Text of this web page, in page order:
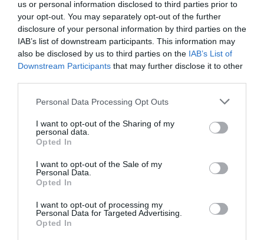
us or personal information disclosed to third parties prior to
your opt-out. You may separately opt-out of the further
disclosure of your personal information by third parties on the
IAB’s list of downstream participants. This information may
also be disclosed by us to third parties on the IAB’s List of
Downstream Participants that may further disclose it to other
Personal Data Processing Opt Outs
I want to opt-out of the Sharing of my
personal data.
Opted In
I want to opt-out of the Sale of my
Personal Data.
Opted In
I want to opt-out of processing my
Personal Data for Targeted Advertising.
Opted In
Appel aux lecteurs !
Soutenez Air Journal participezà son
développement !